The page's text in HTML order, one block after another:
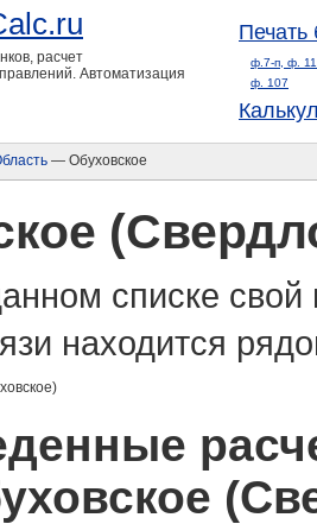
расчет
Автоматизация
Печать
ф.7-п, ф.
ф. 107
— Обуховское
списке
находится